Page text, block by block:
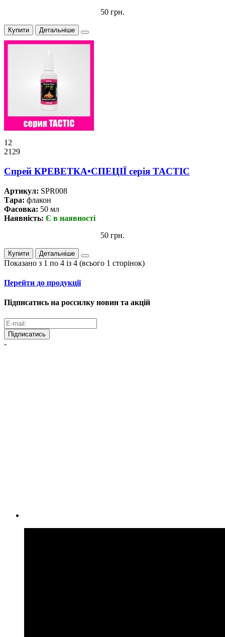
50 грн.
Купити Детальніше
12
2129
Спрей КРЕВЕТКА•СПЕЦІЇ серiя TACTIC
Артикул: SPR008
Тара: флакон
Фасовка: 50 мл
Наявність: Є в наявності
50 грн.
Купити Детальніше
Показано з 1 по 4 із 4 (всього 1 сторінок)
Перейти до продукції
Підписатись на россилку новин та акцій
Підписатись
-